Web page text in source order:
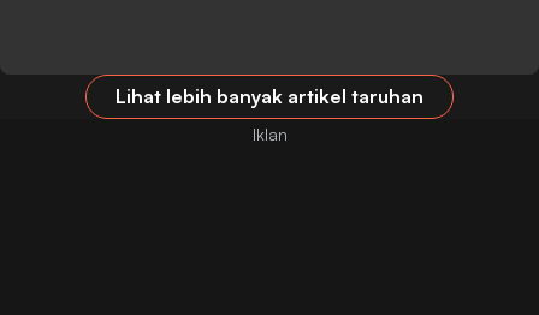
Lihat lebih banyak artikel taruhan